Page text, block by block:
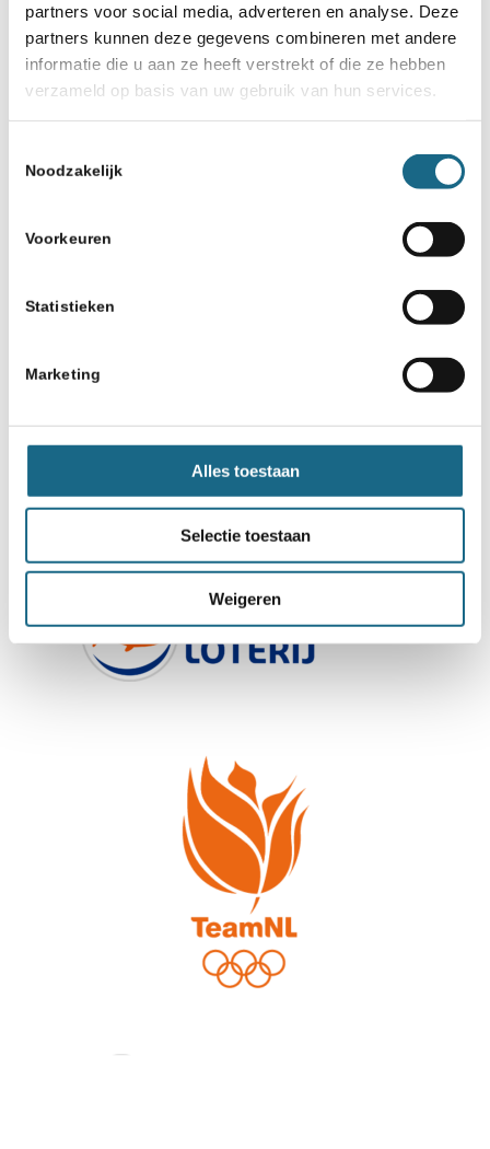
partners voor social media, adverteren en analyse. Deze
partners kunnen deze gegevens combineren met andere
informatie die u aan ze heeft verstrekt of die ze hebben
verzameld op basis van uw gebruik van hun services.
Noodzakelijk
Voorkeuren
Statistieken
Marketing
Alles toestaan
Selectie toestaan
Weigeren
Leden van Het Zwartewater
tonen caps met logo
door: